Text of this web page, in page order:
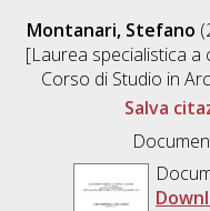
Montanari, Stefano
[Laurea specialistica a
Corso di Studio in
Salva